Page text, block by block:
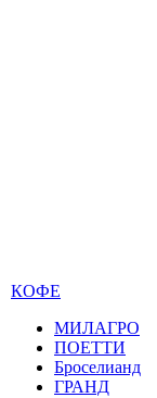
КОФЕ
МИЛАГРО
ПОЕТТИ
Броселианд
ГРАНД